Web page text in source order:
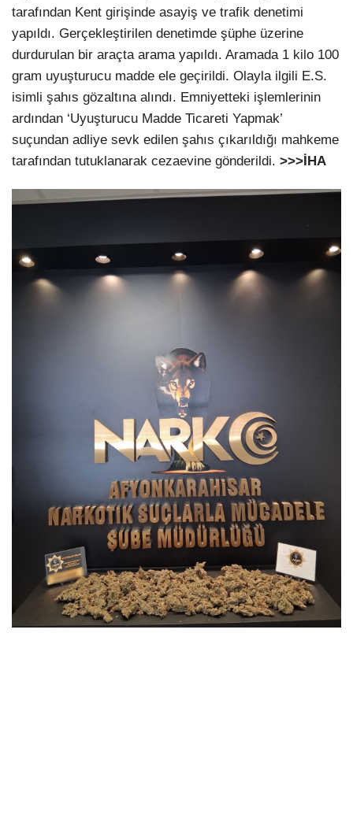
tarafından Kent girişinde asayiş ve trafik denetimi
yapıldı. Gerçekleştirilen denetimde şüphe üzerine
durdurulan bir araçta arama yapıldı. Aramada 1 kilo 100
gram uyuşturucu madde ele geçirildi. Olayla ilgili E.S.
isimli şahıs gözaltına alındı. Emniyetteki işlemlerinin
ardından ‘Uyuşturucu Madde Ticareti Yapmak’
suçundan adliye sevk edilen şahıs çıkarıldığı mahkeme
tarafından tutuklanarak cezaevine gönderildi. >>>İHA